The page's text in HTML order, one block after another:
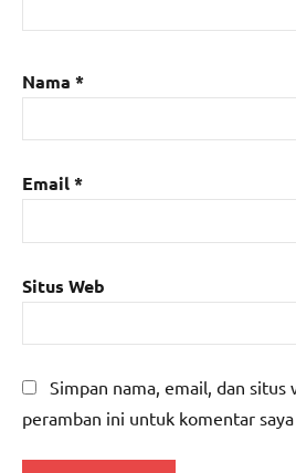
Nama *
Email*
Situs Web
Simpan nama, email, dan situs
peramban ini untuk komentar